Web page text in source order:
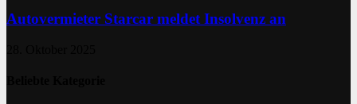
Autovermieter Starcar meldet Insolvenz an